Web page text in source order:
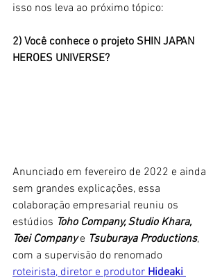
isso nos leva ao próximo tópico:
2) Você conhece o projeto SHIN JAPAN
HEROES UNIVERSE?
Anunciado em fevereiro de 2022 e ainda
sem grandes explicações, essa
colaboração empresarial reuniu os
estúdios Toho Company, Studio Khara,
Toei Company e Tsuburaya Productions,
com a supervisão do renomado
roteirista, diretor e produtor Hideaki